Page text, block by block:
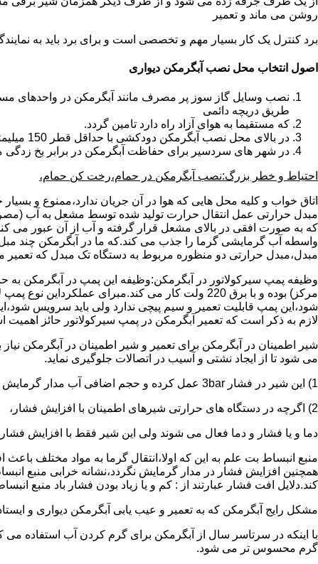
روشن می ماند و تعمیر
برد کنترل یک کار بسیار مهم و تخصصی است و برای برد باید به
اصول انتخاب محل نصب آبگرمکن دیواری
طریق دریچه دائمی
که مستقیما به هوای آزاد راه دارد تامین گردد.
در بالای محل نصب آبگرمکن دودکشی با حداقل قطر 150 میلیمتر تعبیه شده باشد.
در شهر های سردسیر برای حفاظت آبگرمکن در برابر یخ
احتیاط و خطر بزرگ:نصب آبگرمکن در حمام،رخت کن حمام،
اتاق خواب و کلیه محل هایی که هوا در آن جریان ندارد،ممنوع و
مبدل حرارتی عمل انتقال حرارت تولید شده توسط مشعل به آب
که به صورت افقی در بالای مشعل قرار گرفته و آب از آن عبور می
واسطه آب گرمایشی گرما را جذب می کند.که ما در آبگرمکن چند مبل
مبدل،مبدل حرارتی دو منظوره مربوط به دستگاه تک مبدل که
وظیفه پمپ سیرکولاتور در آبگرمکن:وظیفه این پمپ در آبگرمکن
مرکز) بوده و با برق 220 ولت کار می
شود،این پمپ قابلیت تعمیر و سیم پیچی ندارد ولی باید سرویس
لازم به ذکر است که تعمیر آبگرمکن در پمپ سیرکولاتور حائز اهمیت
شیر اطمینان در آبگرمکن برای تعمیر و شیر اطمینان در آبگرمکن
می شود تا از ایجاد نشتی و آسیب در اتصالات جلوگیری نماید.
1) این شیر در فشار 3bar عمل کرده و حجم اضافی آب مدار گرمایش را تخلیه می کند.
2) اگرچه در دستگاه های حرارتی شیرهای اطمینان با افزایش فشار،
دما و یا فشار و دما فعال می شوند ولی این شیر فقط با افزایش
منبع انبساط بت علم به این که اولا،انتقال گرما به مواد مختلف
همچنین افزایش فشار در مدار گرمایش نگردد،نشانه خرابی منبع
کند.دلایل افت فشار عبارتند از : کم و یا زیاد بودن فشار باد منبع
مشکل رایج آبگرمکن که به تعمیر و عیب یابی آبگرمکن دیواری و
با اینکه در سرتاسر سال از آبگرمکن برای گرم کردن آب استفاده
گرم محسوس تر می شود.